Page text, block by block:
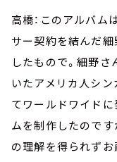
高橋：このアルバム
サー契約を結んだ
したもので。細野
いたアメリカ人シ
てワールドワイド
ムを制作したのです
の理解を得られずお